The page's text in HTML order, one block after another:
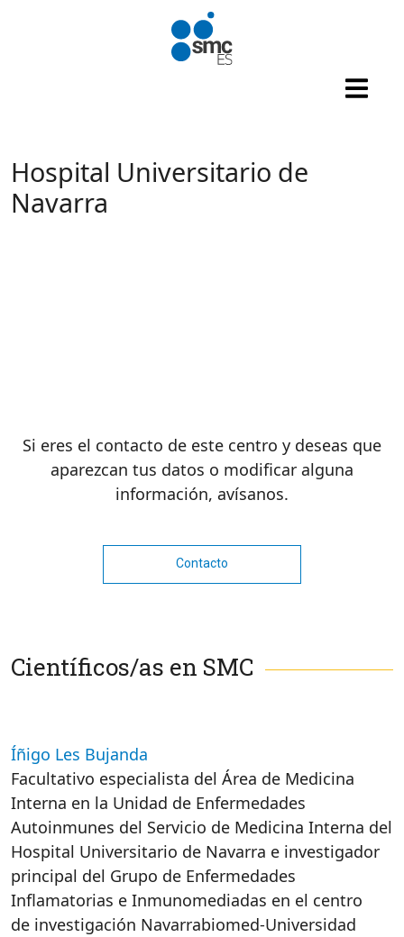
Pasar al contenido principal
Hospital Universitario de
Navarra
Si eres el contacto de este centro y deseas que
aparezcan tus datos o modificar alguna
información, avísanos.
Contacto
Científicos/as en SMC
Íñigo Les Bujanda
Facultativo especialista del Área de Medicina
Interna en la Unidad de Enfermedades
Autoinmunes del Servicio de Medicina Interna del
Hospital Universitario de Navarra e investigador
principal del Grupo de Enfermedades
Inflamatorias e Inmunomediadas en el centro
de investigación Navarrabiomed-Universidad